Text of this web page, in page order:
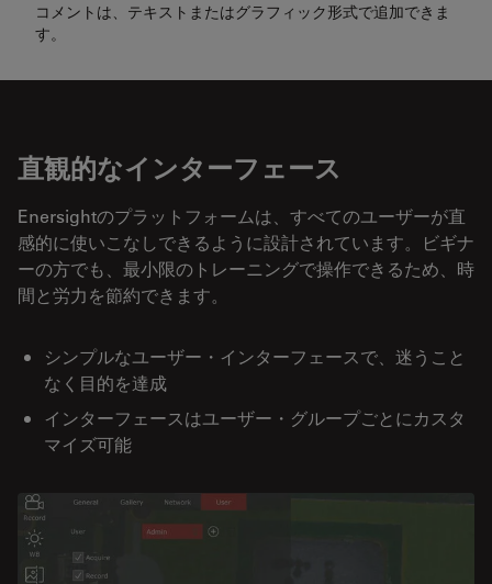
コメントは、テキストまたはグラフィック形式で追加できま
す。
直観的なインターフェース
Enersightのプラットフォームは、すべてのユーザーが直
感的に使いこなしできるように設計されています。ビギナ
ーの方でも、最小限のトレーニングで操作できるため、時
間と労力を節約できます。
シンプルなユーザー・インターフェースで、迷うこと
なく目的を達成
インターフェースはユーザー・グループごとにカスタ
マイズ可能